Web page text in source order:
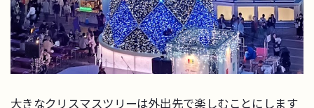
大きなクリスマスツリーは外出先で楽しむことにします